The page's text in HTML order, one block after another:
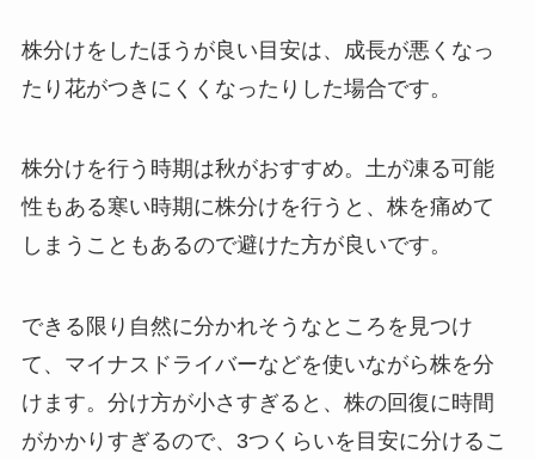
株分けをしたほうが良い目安は、成長が悪くなっ
たり花がつきにくくなったりした場合です。
株分けを行う時期は秋がおすすめ。 土が凍る可能
性もある寒い時期に株分けを行うと、株を痛めて
しまうこともあるので避けた方が良いです。
できる限り自然に分かれそうなところを見つけ
て、マイナスドライバーなどを使いながら株を分
けます。分け方が小さすぎると、株の回復に時間
がかかりすぎるので、3つくらいを目安に分けるこ